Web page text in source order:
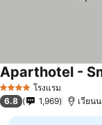
4 ดาว โรงแรม
Aparthotel -
6.8 1,969 เวียน